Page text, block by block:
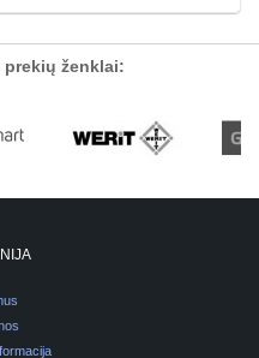
prekių ženklai: